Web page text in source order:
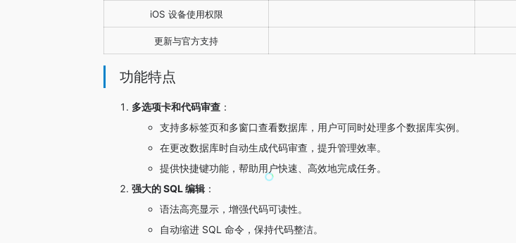
iOS 设备使用权限
更新与官方支持
功能特点
多选项卡和代码审查 ：
支持多标签页和多窗口查看数据库，用户可同时处理多个数据库实例。
在更改数据库时自动生成代码审查，提升管理效率。
提供快捷键功能，帮助用户快速、高效地完成任务。
强大的 SQL 编辑 ：
语法高亮显示，增强代码可读性。
自动缩进 SQL 命令，保持代码整洁。